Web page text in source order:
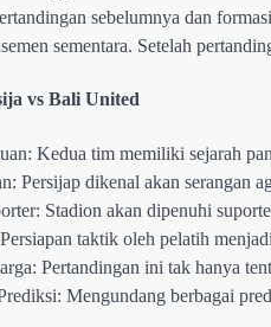
sebelumnya dan
sementara. Setelah
vs Bali United
Kedua tim memiliki sejarah
Persijap dikenal akan serangan
Stadion akan dipenuhi
taktik oleh pelatih
Pertandingan ini tak hanya
Mengundang berbagai